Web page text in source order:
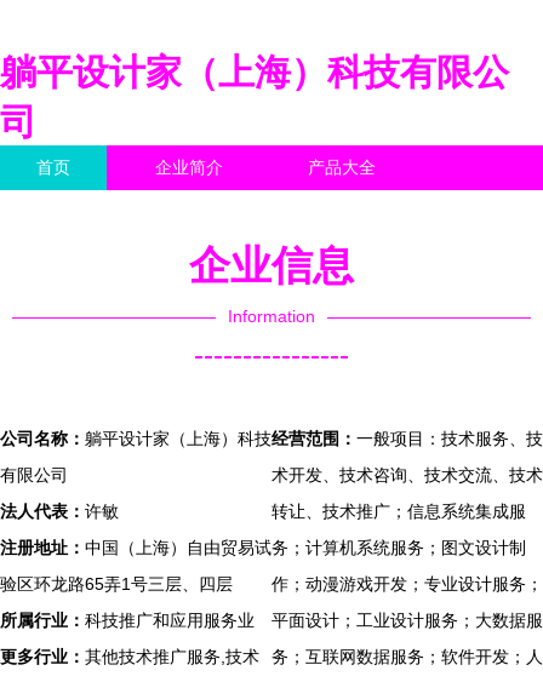
躺平设计家（上海）科技有限公
司
首页 企业简介 产品大全
企业信息
Information
----------------
公司名称： 躺平设计家（上海）科技
有限公司
法人代表： 许敏
注册地址： 中国（上海）自由贸易试
验区环龙路65弄1号三层、四层
所属行业： 科技推广和应用服务业
更多行业： 其他技术推广服务,技术
经营范围： 一般项目：技术服务、技
术开发、技术咨询、技术交流、技术
转让、技术推广；信息系统集成服
务；计算机系统服务；图文设计制
作；动漫游戏开发；专业设计服务；
平面设计；工业设计服务；大数据服
务；互联网数据服务；软件开发；人